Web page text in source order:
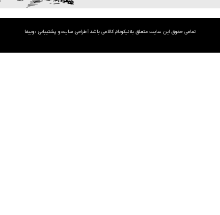
تمامی حقوق این سایت متعلق به نیکونام کالا می باشد |طراحی سایتو پشتیبانی :وبیفا